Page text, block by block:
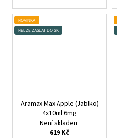
NOVINKA
NELZE ZASLAT DO SK
Aramax Max Apple (Jablko)
4x10ml 6mg
Není skladem
619 Kč